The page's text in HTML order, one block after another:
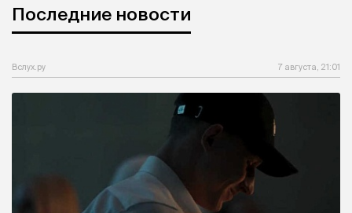
Последние новости
Вслух.ру 7 августа, 21:01